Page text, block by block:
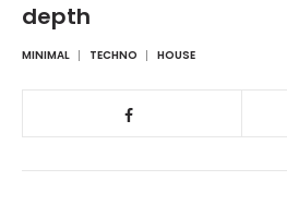
depth
MINIMAL TECHNO HOUSE